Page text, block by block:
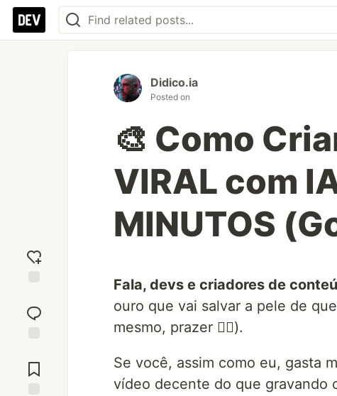
reaction
Comments
Didico.ia
Posted on
🎨 Como
VIRAL com
MINUTOS
Fala, devs e criadores de
ouro que vai salvar a pele de
mesmo, prazer 🙋‍♂️).
Se você, assim como eu, gasta
vídeo decente do que gravando